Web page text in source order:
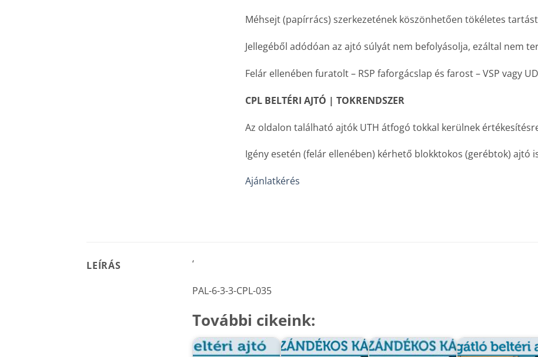
Méhsejt (papírrács) szerkezetének köszönhetően tökéletes
Jellegéből adódóan az ajtó súlyát nem befolyásolja, ezáltal nem
Felár ellenében furatolt – RSP faforgácslap és farost – VSP vagy
CPL BELTÉRI AJTÓ | TOKRENDSZER
Az oldalon található ajtók UTH átfogó tokkal kerülnek
Igény esetén (felár ellenében) kérhető blokktokos (gerébtok) ajtó
Ajánlatkérés
LEÍRÁS ‘
PAL-6-3-3-CPL-035
További cikeink: